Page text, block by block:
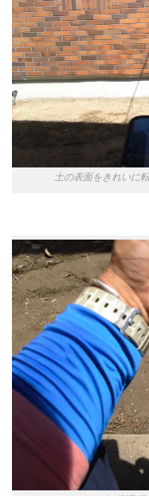
土の表面をきれいに